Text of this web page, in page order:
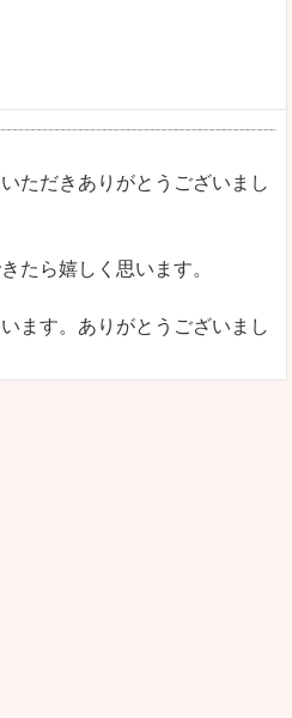
ただきありがとうございまし
たら嬉しく思います。
ます。ありがとうございまし